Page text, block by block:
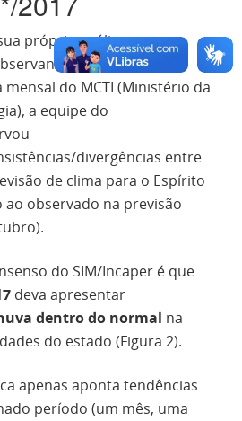
própria análise para o
a elaboração da
do MCTI (Ministério da
a equipe do
divergências entre
de clima para o Espírito
ao observado na previsão
do SIM/Incaper é que
deva apresentar
dentro do normal na
do estado (Figura 2).
apenas aponta tendências
período (um mês, uma